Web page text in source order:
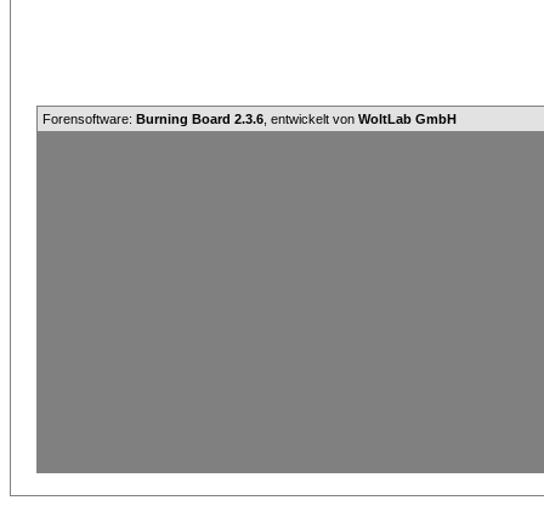
Forensoftware: Burning Board 2.3.6 , entwickelt von WoltLab GmbH